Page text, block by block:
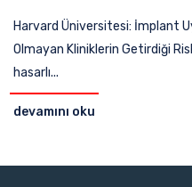
Harvard Üniversitesi: İmplant
Olmayan Kliniklerin Getirdiği
hasarlı...
devamını oku